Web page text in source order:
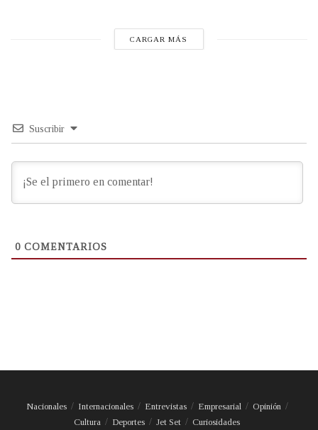
CARGAR MÁS
Suscribir
0 COMENTARIOS
Nacionales Internacionales Entrevistas Empresarial
Opinión
Cultura
Deportes Jet Set Curiosidades